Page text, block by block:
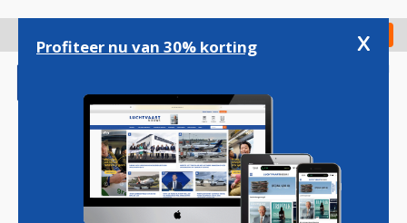
gaan
Check in
Magazine Podcasts Vacatures
Profiteer nu van 30% korting x